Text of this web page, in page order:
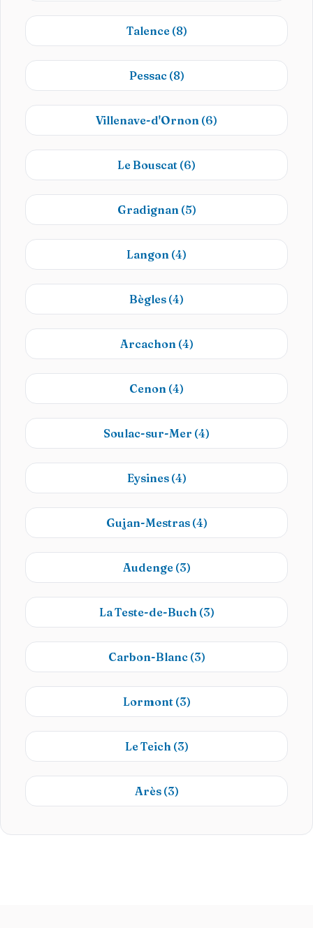
Talence (8)
Pessac (8)
Villenave-d'Ornon (6)
Le Bouscat (6)
Gradignan (5)
Langon (4)
Bègles (4)
Arcachon (4)
Cenon (4)
Soulac-sur-Mer (4)
Eysines (4)
Gujan-Mestras (4)
Audenge (3)
La Teste-de-Buch (3)
Carbon-Blanc (3)
Lormont (3)
Le Teich (3)
Arès (3)